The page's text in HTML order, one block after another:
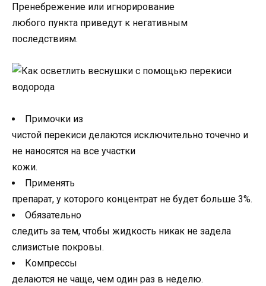
Пренебрежение или игнорирование
любого пункта приведут к негативным
последствиям.
Примочки из
чистой перекиси делаются исключительно точечно и
не наносятся на все участки
кожи.
Применять
препарат, у которого концентрат не будет больше 3%.
Обязательно
следить за тем, чтобы жидкость никак не задела
слизистые покровы.
Компрессы
делаются не чаще, чем один раз в неделю.